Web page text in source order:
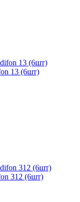
13 (6шт)
312 (6шт)